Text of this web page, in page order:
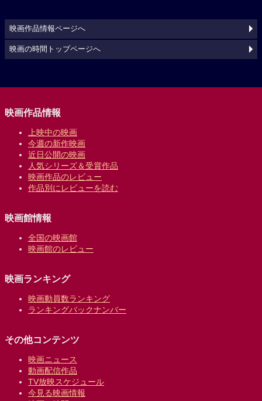
映画作品情報ページへ
映画の時間トップページへ
映画作品情報
上映中の映画
今週の新作映画
近日公開の映画
人気シリーズ＆受賞作品
映画作品のレビュー
作品別にレビューを読む
映画館情報
全国の映画館
映画館のレビュー
映画ランキング
映画動員数ランキング
ランキングバックナンバー
その他コンテンツ
映画ニュース
動画配信作品
TV放映スケジュール
今見る映画情報